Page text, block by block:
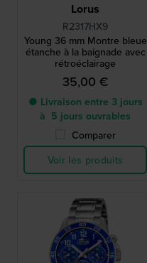
Lorus
R2317HX9
Young 36 mm Montre bleue
étanche à la baignade avec
rétroéclairage
35,00 €
● Livraison entre 3 jours
à 5 jours ouvrables
Comparer
Voir les produits